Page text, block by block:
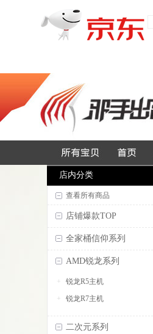
店内分类
查看所有商品
店铺爆款TOP
全家桶信仰系列
AMD锐龙系列
锐龙R5主机
锐龙R7主机
二次元系列